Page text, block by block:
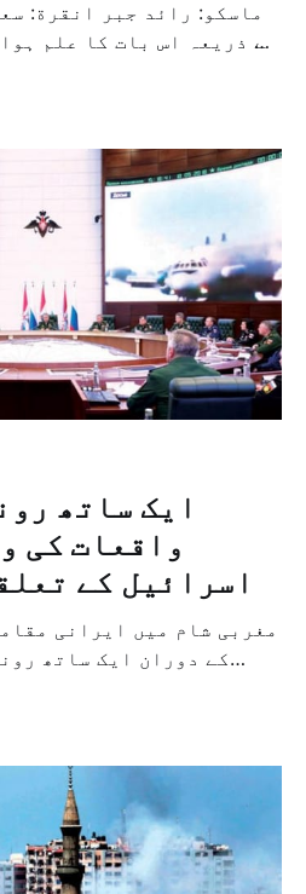
ماسکو: رائد جبر انقرة:
کے ذریعہ اس بات کا علم
اسرائیل نے جنوبی شام
ایک ساتھ
واقعات کی
اسرائیل کے
مغربی شام میں ایرانی
کے دوران ایک ساتھ
گرائے جانے کی وجہ سے